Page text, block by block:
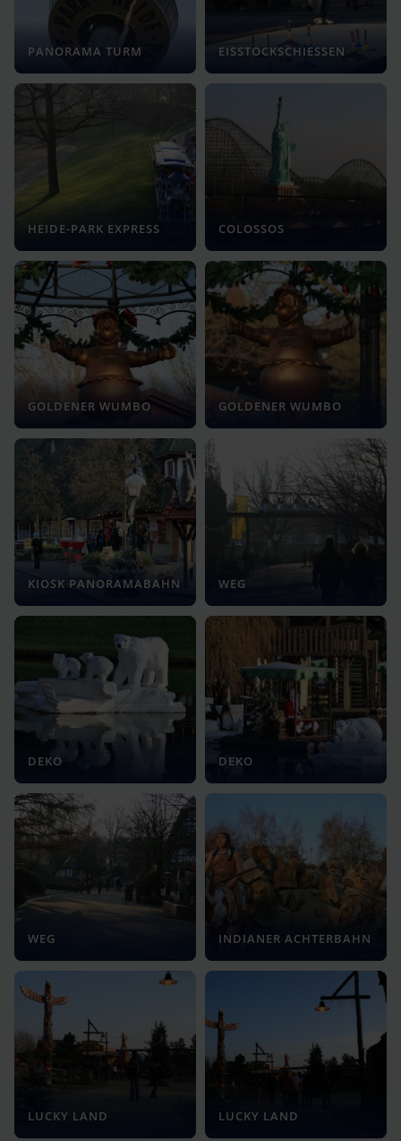
PANORAMA TURM EISSTOCKSCHIESSEN
HEIDE-PARK EXPRESS COLOSSOS
GOLDENER WUMBO GOLDENER WUMBO
KIOSK PANORAMABAHN WEG
DEKO DEKO
WEG INDIANER ACHTERBAHN
LUCKY LAND LUCKY LAND